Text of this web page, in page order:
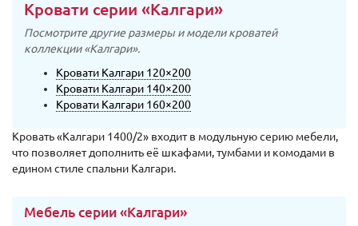
Кровати серии «Калгари»
Посмотрите другие размеры и модели кроватей
коллекции «Калгари».
Кровати Калгари 120×200
Кровати Калгари 140×200
Кровати Калгари 160×200
Кровать «Калгари 1400/2» входит в модульную серию мебели,
что позволяет дополнить её шкафами, тумбами и комодами в
едином стиле спальни Калгари.
Мебель серии «Калгари»